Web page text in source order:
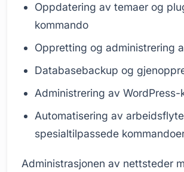
Oppdatering av temaer og
kommando
Oppretting og administrering
Databasebackup og
Administrering av WordPress-
Automatisering av
spesialtilpassede
Administrasjonen av nettsteder